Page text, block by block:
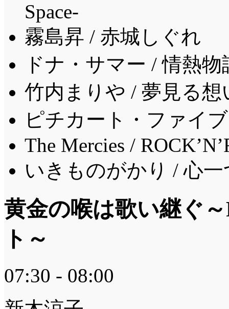
Space-
霧島昇 / 赤城しぐれ
ドナ・サマー / 情熱物
竹内まりや / 夢見る想
ピチカート・ファイ
The Mercies /
いきものがかり / 心
黄金の喉は歌い継ぐ
ト～
07:30 - 08:00